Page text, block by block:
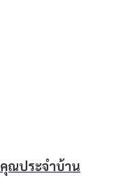
ณประจำบ้าน